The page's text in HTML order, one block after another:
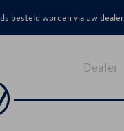
besteld worden via uw dealer.
Dealer